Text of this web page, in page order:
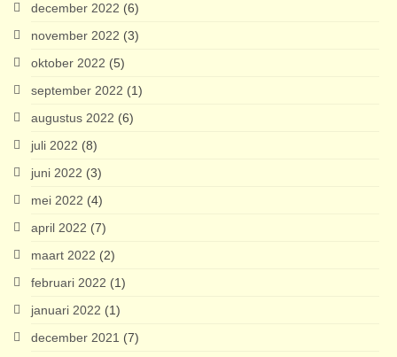
december 2022 (6)
november 2022 (3)
oktober 2022 (5)
september 2022 (1)
augustus 2022 (6)
juli 2022 (8)
juni 2022 (3)
mei 2022 (4)
april 2022 (7)
maart 2022 (2)
februari 2022 (1)
januari 2022 (1)
december 2021 (7)